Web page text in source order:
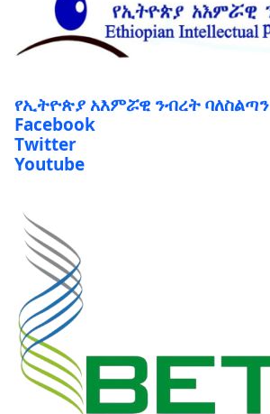
የኢትዮጵያ አእምሯዊ ንብረት ባለስልጣን
Facebook
Twitter
Youtube